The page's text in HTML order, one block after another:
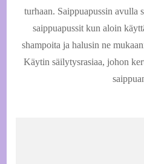
turhaan. Saippuapussin avulla
saippuapussit kun aloin
shampoita ja halusin ne
Käytin säilytysrasiaa, johon